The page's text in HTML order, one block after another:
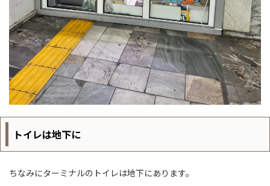
トイレは地下に
ちなみにターミナルのトイレは地下にあります。